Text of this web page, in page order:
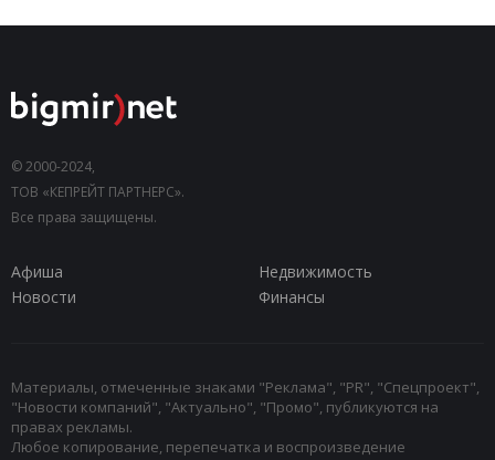
© 2000-2024,
ТОВ «КЕПРЕЙТ ПАРТНЕРС».
Все права защищены.
Афиша
Недвижимость
Новости
Финансы
Материалы, отмеченные знаками "Реклама", "PR", "Спецпроект",
"Новости компаний", "Актуально", "Промо", публикуются на
правах рекламы.
Любое копирование, перепечатка и воспроизведение